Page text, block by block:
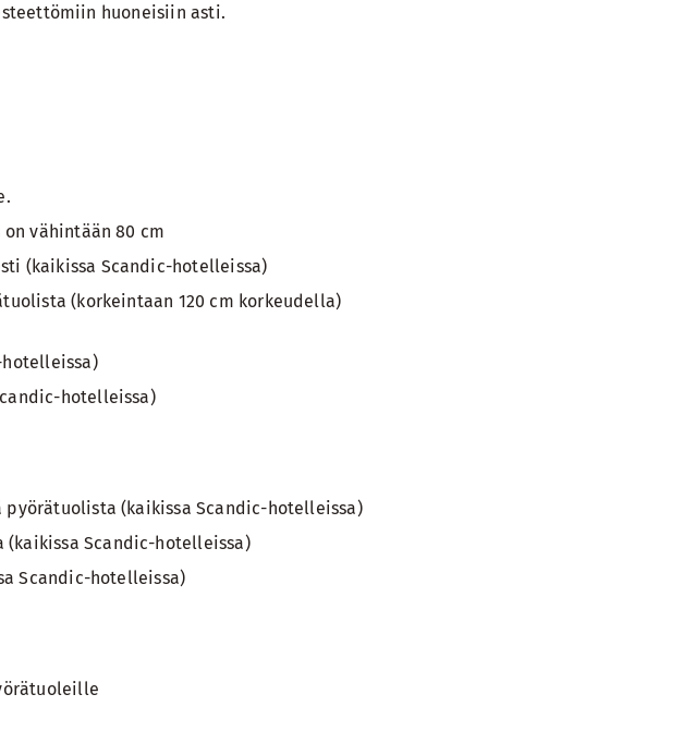
huoneisiin asti.
vähintään 80 cm
(kaikissa Scandic-hotelleissa)
(korkeintaan 120 cm korkeudella)
hotelleissa)
hotelleissa)
(kaikissa Scandic-hotelleissa)
(kaikissa Scandic-hotelleissa)
Scandic-hotelleissa)